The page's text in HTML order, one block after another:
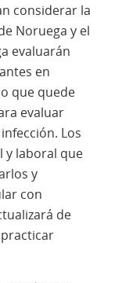
considerar la
Noruega y el
evaluarán
en
que quede
evaluar
Los
y laboral que
y
con
de